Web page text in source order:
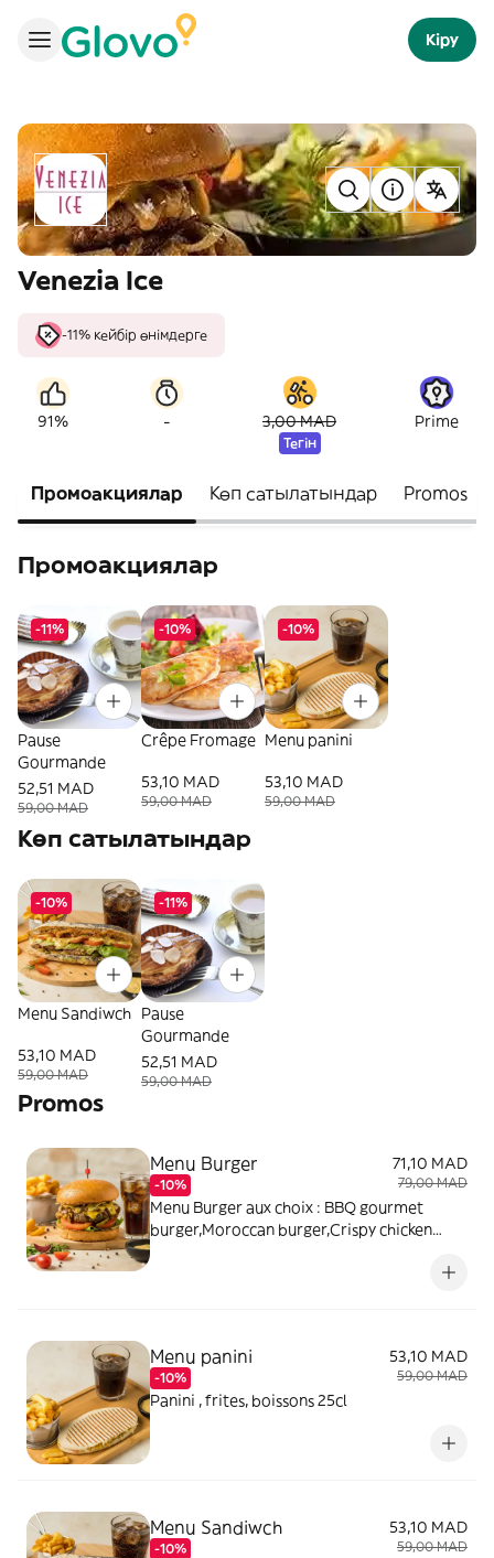
Кіру
Venezia Ice
-11% кейбір өнімдерге
91% - 3,00 MAD
Тегін
Prime
Промоакциялар Көп сатылатындар Promos
Промоакциялар
-11%
Pause
Gourmande
52,51 MAD
59,00 MAD
-10%
Crêpe Fromage
53,10 MAD
59,00 MAD
-10%
Menu panini
53,10 MAD
59,00 MAD
Көп сатылатындар
-10%
Menu Sandiwch
53,10 MAD
59,00 MAD
-11%
Pause
Gourmande
52,51 MAD
59,00 MAD
Promos
Menu Burger
-10%
71,10 MAD
79,00 MAD
Menu Burger aux choix : BBQ gourmet
burger,Moroccan burger,Crispy chicken
Menu panini
-10%
53,10 MAD
59,00 MAD
Panini , frites, boissons 25cl
Menu Sandiwch
-10%
53,10 MAD
59,00 MAD